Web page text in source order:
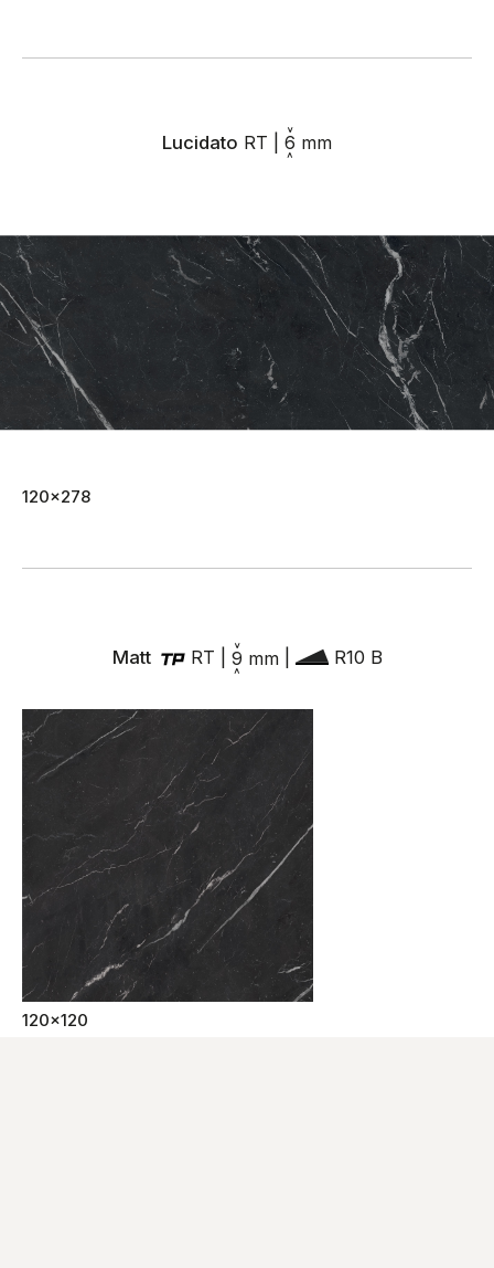
Lucidato RT 6 mm
120x278
Matt RT 9 mm| R10 B
120x120